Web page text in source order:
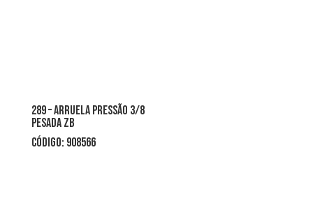
289 – arruela pressão 3/8
pesada zb
CÓDIGO: 908566